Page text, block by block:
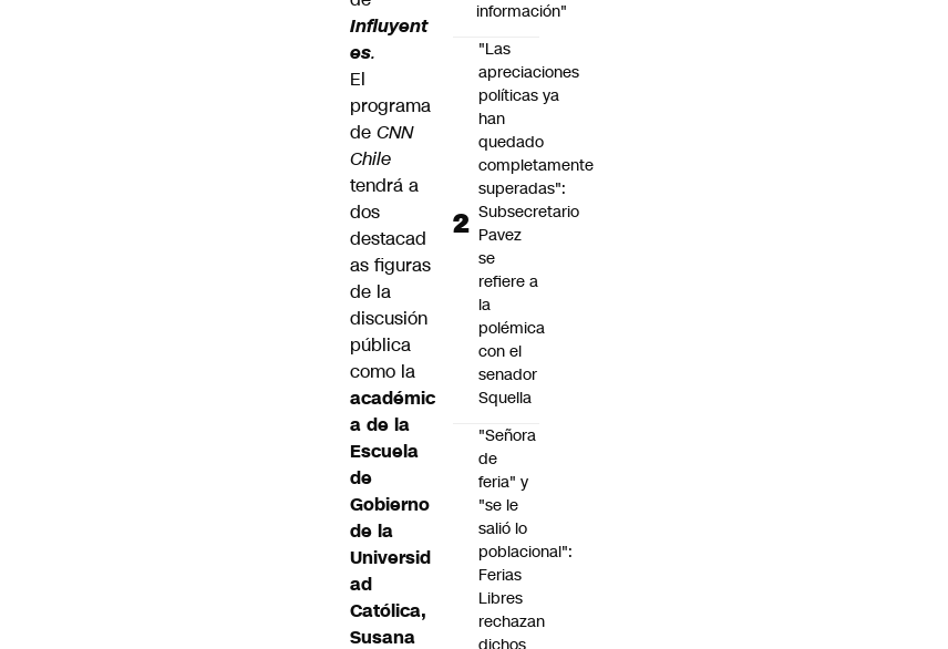
Influyent
es.
El
programa
de CNN
Chile
tendrá a
dos
destacad
as figuras
de la
discusión
pública
como la
académic
a de la
Escuela
de
Gobierno
de la
Universid
ad
Católica,
Susana
información"
"Las
apreciaciones
políticas ya
han
quedado
completamente
superadas":
Subsecretario
Pavez
se
refiere a
la
polémica
con el
senador
Squella
"Señora
de
feria" y
"se le
salió lo
poblacional":
Ferias
Libres
rechazan